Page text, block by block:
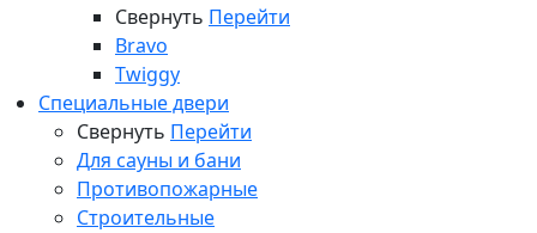
Свернуть Перейти
Bravo
Twiggy
Специальные двери
Свернуть Перейти
Для сауны и бани
Противопожарные
Строительные